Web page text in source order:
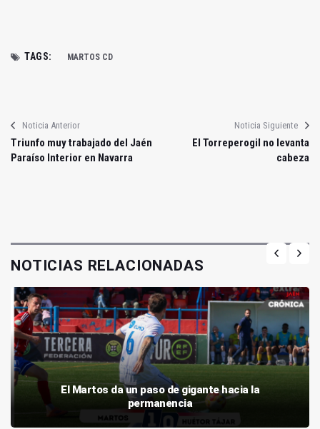
TAGS: MARTOS CD
Noticia Anterior
Triunfo muy trabajado del Jaén
Paraíso Interior en Navarra
Noticia Siguiente
El Torreperogil no levanta
cabeza
NOTICIAS RELACIONADAS
El Martos da un paso de gigante hacia la
permanencia